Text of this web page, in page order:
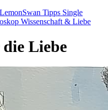
LemonSwan Tipps Single
Wissenschaft & Liebe
Liebe